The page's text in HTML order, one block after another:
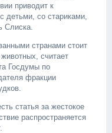
приводит к
со стариками,
Слиска.
странами стоит
считает
Госдумы по
фракции
статья за жестокое
распространяется